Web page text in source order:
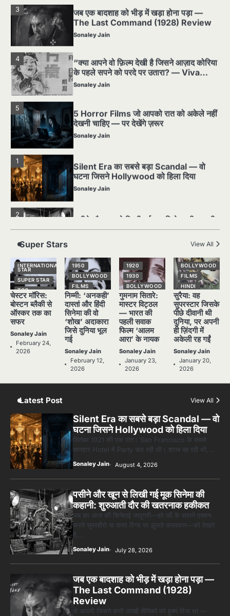
3
जब एक बादशाह को भीड़ में खड़ा होना पड़ा —
The Last Command (1928) Review
4
“क्या आपने वो फ़िल्म देखी है जिसने आज़ाद कोरिया
के पहले सपने को परदे पर उतारा? — Viva
Freedom! (1946) रिव्यू”
5
5 Horror Films जो आपको रात को अकेले नहीं
देखनी चाहिए — पर देखेंगे ज़रूर
1
Silent Era का सबसे बड़ा Scandal — वो
घटना जिसने Hollywood को हिला दिया
2
पसीने और खून से लिखी गई मूक सिनेमा की कहानी:
3
जब एक बादशाह को भीड़ में खड़ा होना पड़ा —
The Last Command (1928) Review
Sonaley Jain
4
“क्या आपने वो फ़िल्म देखी है जिसने आज़ाद कोरिया
के पहले सपने को परदे पर उतारा? — Viva
Freedom! (1946) रिव्यू”
Sonaley Jain
5 Horror Films जो आपको रात को अकेले नहीं
Super Stars View All
INTERNATIONAL
STAR
SUPER STAR
TOP
STORIES
चेस्टर मॉरिस:
बोस्टन ब्लैकी से
ऑस्कर तक का
सफर
Sonaley Jain
February 24,
2026
1950
BOLLYWOOD
FILMS
HINDI
NATIONAL
STAR
POPULAR
SUPER STAR
TOP
निम्मी: ‘अनकही’
दास्तां और हिंदी
सिनेमा की वो
‘शोख’ अदाकारा
जिसे दुनिया भूल
गई
Sonaley Jain
February 12,
2026
1920
1930
BOLLYWOOD
HINDI
NATIONAL
STAR
OLD FILMS
SUPER STAR
TOP
गुमनाम सितारे:
मास्टर विट्ठल
— भारत की
पहली सवाक
फिल्म ‘आलम
आरा’ के नायक
Sonaley Jain
January 23,
2026
BOLLYWOOD
FILMS
HINDI
NATIONAL
STAR
SUPER STAR
TOP
STORIES
सुरैया: वह
सुपरस्टार जिसके
पीछे दीवानी थी
दुनिया, पर अपनी
ही ज़िंदगी में
अकेली रह गईं
Sonaley Jain
January 20,
2026
Latest Post View All
Silent Era का सबसे बड़ा Scandal — वो
घटना जिसने Hollywood को हिला दिया
सितंबर 1921 की एक रात। San Francisco के सबसे
शानदार Hotel में Party चल रही थी। शराब बह रही थी,…
Sonaley Jain August 4, 2026
पसीने और खून से लिखी गई मूक सिनेमा की
कहानी: शुरुआती दौर की खतरनाक हकीकत
जब हम आज की सिनेमाई जादूगरी—हरे पर्दे के सामने एक्शन
करते सुपरहीरो या वायर रिग्स पर झूलते कलाकार—को देखते
हैं,…
Sonaley Jain July 28, 2026
जब एक बादशाह को भीड़ में खड़ा होना पड़ा —
The Last Command (1928)
Review
वो आदमी जिसने कभी लाखों सैनिकों को हुक्म दिया था —